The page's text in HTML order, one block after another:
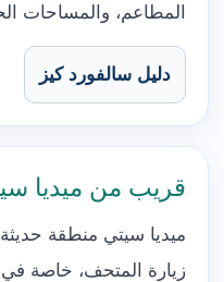
المطاعم، والمساحات
دليل سالفورد كيز
قريب من ميديا
ميديا سيتي منطقة
زيارة المتحف، خاصة